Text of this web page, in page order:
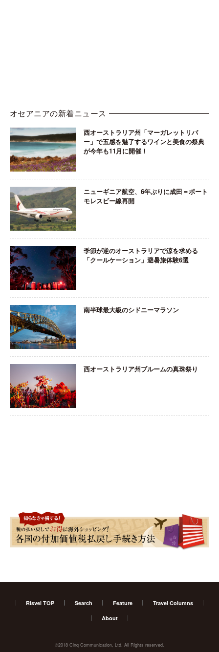
オセアニアの新着ニュース
西オーストラリア州「マーガレットリバ
ー」で五感を魅了するワインと美食の祭典
が今年も11月に開催！
ニューギニア航空、6年ぶりに成田＝ポート
モレスビー線再開
季節が逆のオーストラリアで涼を求める
「クールケーション」避暑旅体験6選
南半球最大級のシドニーマラソン
西オーストラリア州ブルームの真珠祭り
Risvel TOP Search Feature Travel Columns
About
©2018 Cinq Communication, Ltd. All Rights reserved.